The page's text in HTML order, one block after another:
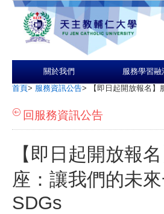
關於我們 服務學習融
首頁> 服務資訊公告> 【即日起開放報名
回服務資訊公告
【即日起開放報
座：讓我們的未
SDGs